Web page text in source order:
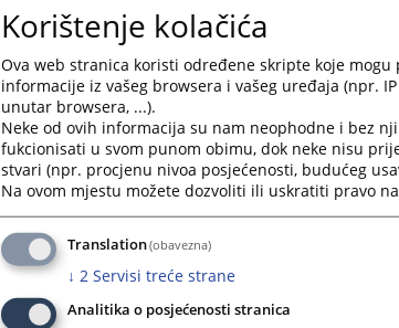
Korištenje kolačića
Ova web stranica koristi određene skripte koje
informacije iz vašeg browsera i vašeg uređaja (npr.
unutar browsera, ...).
Neke od ovih informacija su nam neophodne i bez
fukcionisati u svom punom obimu, dok neke nisu
stvari (npr. procjenu nivoa posjećenosti, budućeg
Na ovom mjestu možete dozvoliti ili uskratiti pravo
Translation(obavezna)
↓ 2 Servisi treće strane
Analitika o posjećenosti stranica